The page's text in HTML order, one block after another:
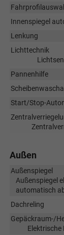
Innenspiegel
Lenkung
Lichttechnik
Pannenhilfe
Start/Stop-
Außen
Außenspiegel
Außenspiegel
automatisch
Dachreling
Gepäckraum-/